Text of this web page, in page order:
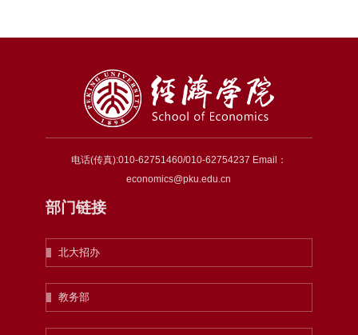
电话(传真):010-62751460/010-62754237 Email：
economics@pku.edu.cn
部门链接
北大招办
教务部